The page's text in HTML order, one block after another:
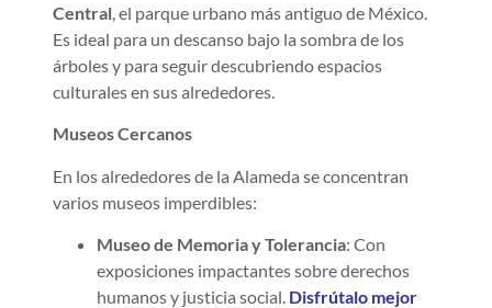
Central , el parque urbano más antiguo de México.
Es ideal para un descanso bajo la sombra de los
árboles y para seguir descubriendo espacios
culturales en sus alrededores.
Museos Cercanos
En los alrededores de la Alameda se concentran
varios museos imperdibles:
Museo de Memoria y Tolerancia: Con
exposiciones impactantes sobre derechos
humanos y justicia social. Disfrútalo mejor